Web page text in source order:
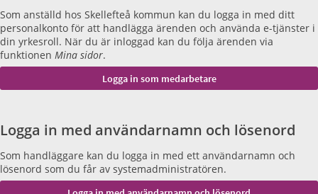
Som anställd hos Skellefteå kommun kan du logga in med ditt
personalkonto för att handlägga ärenden och använda e-tjänster i
din yrkesroll. När du är inloggad kan du följa ärenden via
funktionen Mina sidor.
Logga in med användarnamn och lösenord
Som handläggare kan du logga in med ett användarnamn och
lösenord som du får av systemadministratören.